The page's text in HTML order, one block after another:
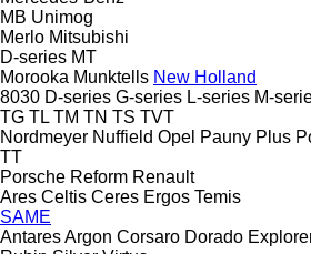
MB Unimog
Merlo Mitsubishi
D-series MT
Morooka Munktells New Holland
8030 D-series G-series L-series M-
TG TL TM TN TS TVT
Nordmeyer Nuffield Opel Pauny Plus
TT
Porsche Reform Renault
Ares Celtis Ceres Ergos Temis
SAME
AntaresArgon Corsaro Dorado